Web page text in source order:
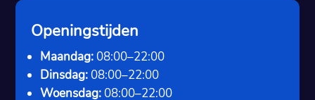
Openingstijden
Maandag: 08:00–22:00
Dinsdag: 08:00–22:00
Woensdag: 08:00–22:00